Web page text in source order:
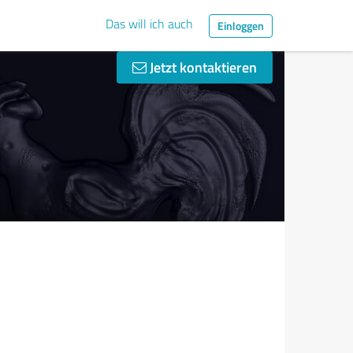
Das will ich auch Einloggen
Jetzt kontaktieren